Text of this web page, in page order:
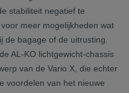
stabiliteit negatief te
meer mogelijkheden wat
de bagage of de uitrusting.
AL-KO lichtgewicht-chassis
van de Vario X, die echter
voordelen van het nieuwe